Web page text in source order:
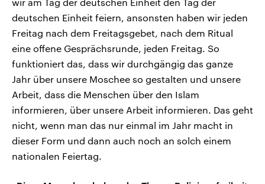
wir am Tag der deutschen Einheit den Tag der
deutschen Einheit feiern, ansonsten haben wir jeden
Freitag nach dem Freitagsgebet, nach dem Ritual
eine offene Gesprächsrunde, jeden Freitag. So
funktioniert das, dass wir durchgängig das ganze
Jahr über unsere Moschee so gestalten und unsere
Arbeit, dass die Menschen über den Islam
informieren, über unsere Arbeit informieren. Das geht
nicht, wenn man das nur einmal im Jahr macht in
dieser Form und dann auch noch an solch einem
nationalen Feiertag.